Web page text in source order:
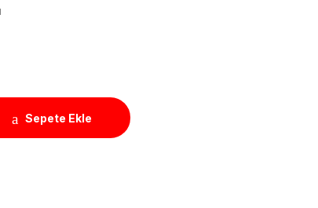
quantity
Sepete Ekle